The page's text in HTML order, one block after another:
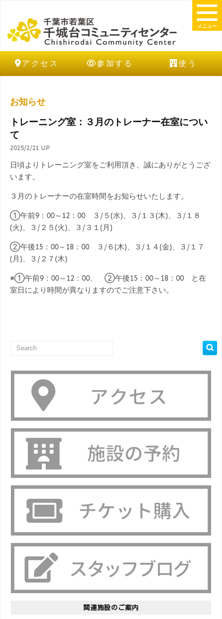
アクセス 参加する 使う
メニュー
お知らせ
トレーニング室：３月のトレーナー在室につい
て
2025/2/21 UP
日頃よりトレーニング室をご利用頂き、誠にありがとうござ
います。
３月のトレーナーの在室時間をお知らせいたします。
①午前9：00～12：00 ３/５(水)、３/１３(木)、３/１８
(火)、３/２５(火)、３/３１(月)
②午後15：00～18：00 ３/６(木)、３/１４(金)、３/１７
(月)、３/２７(木)
※①午前9：00～12：00、 ②午後15：00～18：00 と在
室日により時間が異なりますのでご注意下さい。
関連施設のご案内